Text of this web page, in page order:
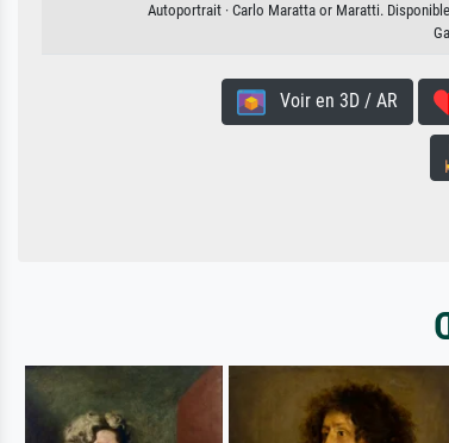
Autoportrait · Carlo Maratta or Maratti.
Voir en 3D / AR